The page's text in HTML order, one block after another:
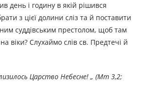
день і годину в якій рішився
з цієї долини сліз та й поставити
суддівським престолом, щоб там
віки? Слухаймо слів св. Предтечі й
Царство Небесне! „ (Мт 3,2;